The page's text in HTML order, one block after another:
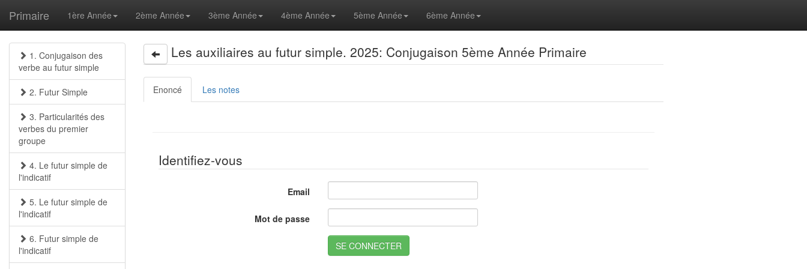
Primaire 1ère Année 2ème Année 3ème Année 4ème Année 5ème Année 6ème Année
1. Conjugaison des
verbe au futur simple
2. Futur Simple
3. Particularités des
verbes du premier
groupe
4. Le futur simple de
l'indicatif
5. Le futur simple de
l'indicatif
6. Futur simple de
l'indicatif
Les auxiliaires au futur simple. 2025: Conjugaison 5ème Année Primaire
Enoncé Les notes
Identifiez-vous
Email
Mot de passe
SE CONNECTER